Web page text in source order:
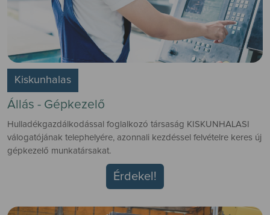
Kiskunhalas
Állás - Gépkezelő
Hulladékgazdálkodással foglalkozó társaság KISKUNHALASI
válogatójának telephelyére, azonnali kezdéssel felvételre keres új
gépkezelő munkatársakat.
Érdekel!